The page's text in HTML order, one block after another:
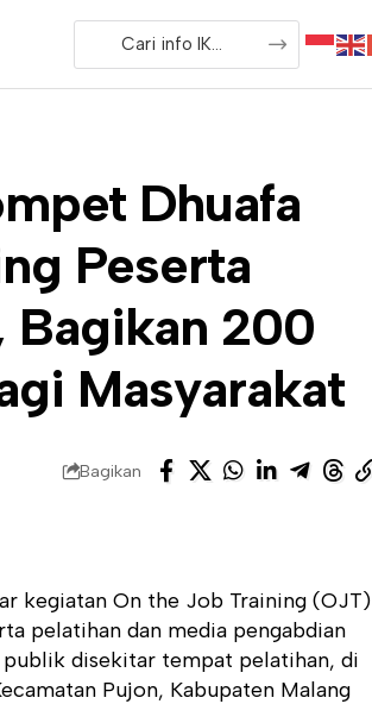
Dhuafa
Peserta
Bagikan 200
Masyarakat
Bagikan
kegiatan On the Job Training (OJT)
pelatihan dan media pengabdian
publik disekitar tempat pelatihan, di
Pujon, Kabupaten Malang